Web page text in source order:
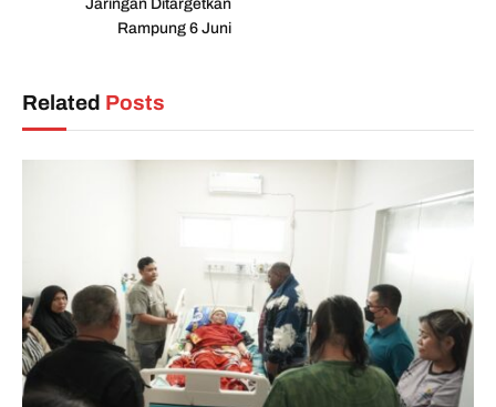
Jaringan Ditargetkan
Rampung 6 Juni
Related Posts